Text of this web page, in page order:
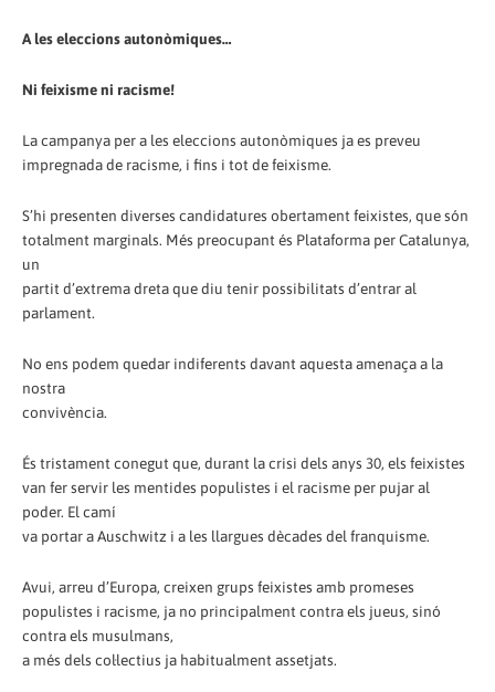
A les eleccions autonòmiques…
Ni feixisme ni racisme!
La campanya per a les eleccions autonòmiques ja es preveu
impregnada de racisme, i fins i tot de feixisme.
S’hi presenten diverses candidatures obertament feixistes, que són
totalment marginals. Més preocupant és Plataforma per Catalunya,
un
partit d’extrema dreta que diu tenir possibilitats d’entrar al
parlament.
No ens podem quedar indiferents davant aquesta amenaça a la
nostra
convivència.
És tristament conegut que, durant la crisi dels anys 30, els feixistes
van fer servir les mentides populistes i el racisme per pujar al
poder. El camí
va portar a Auschwitz i a les llargues dècades del franquisme.
Avui, arreu d’Europa, creixen grups feixistes amb promeses
populistes i racisme, ja no principalment contra els jueus, sinó
contra els musulmans,
a més dels col·lectius ja habitualment assetjats.